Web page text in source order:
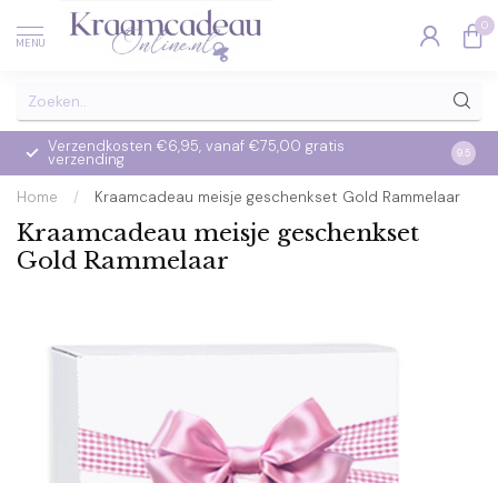
MENU
0
Verzendkosten €6,95, vanaf €75,00 gratis
verzending
Op
9.5
Home / Kraamcadeau meisje geschenkset Gold Rammelaar
Kraamcadeau meisje geschenkset
Gold Rammelaar